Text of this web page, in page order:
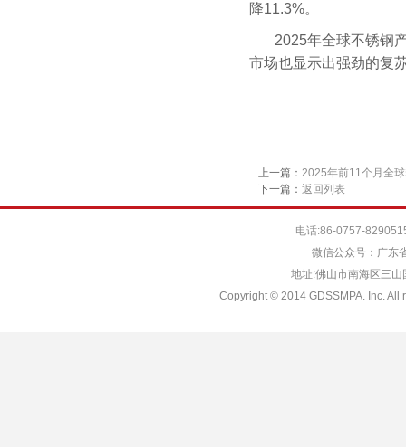
降11.3%。
2025年全球不锈钢
市场也显示出强劲的复
上一篇： 2025年前11个月全
下一篇： 返回列表
电话:86-0757-
微信公众号：广东
地址:佛山市南海区三
Copyright © 2014 GDSSMPA. Inc. All